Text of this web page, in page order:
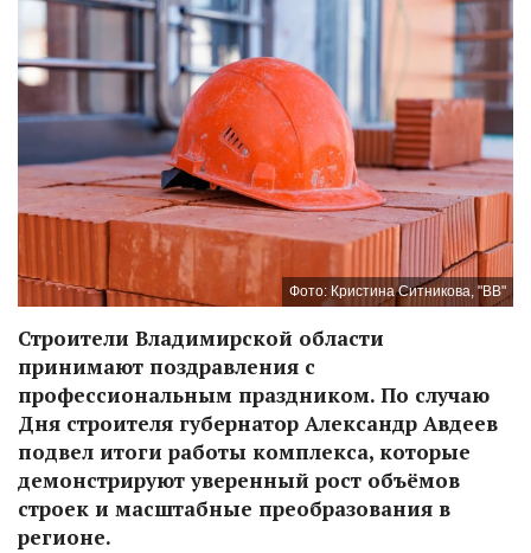
Фото: Кристина Ситникова, "ВВ"
Строители Владимирской области
принимают поздравления с
профессиональным праздником. По случаю
Дня строителя губернатор Александр Авдеев
подвел итоги работы комплекса, которые
демонстрируют уверенный рост объёмов
строек и масштабные преобразования в
регионе.